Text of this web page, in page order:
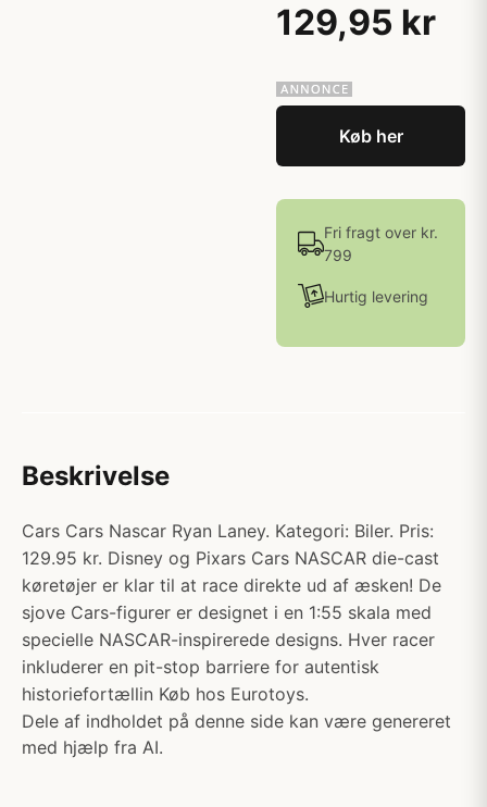
129,95 kr
Køb her
Fri fragt over kr.
799
Hurtig levering
Beskrivelse
Cars Cars Nascar Ryan Laney. Kategori: Biler. Pris:
129.95 kr. Disney og Pixars Cars NASCAR die-cast
køretøjer er klar til at race direkte ud af æsken! De
sjove Cars-figurer er designet i en 1:55 skala med
specielle NASCAR-inspirerede designs. Hver racer
inkluderer en pit-stop barriere for autentisk
historiefortællin Køb hos Eurotoys.
Dele af indholdet på denne side kan være genereret
med hjælp fra AI.